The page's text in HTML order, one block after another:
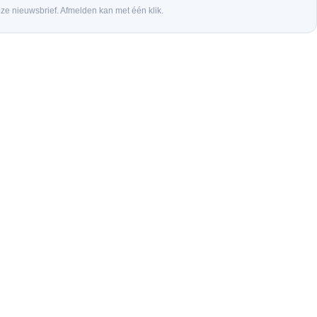
nieuwsbrief. Afmelden kan met één klik.